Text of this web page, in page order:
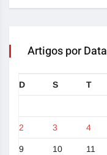
Artigos por Data
D S T
2 3 4
9 10 11